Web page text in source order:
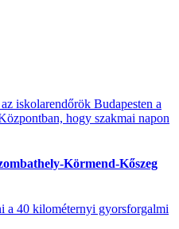
iskolarendőrök Budapesten a
hogy szakmai napon
Körmend-Kőszeg
a 40 kilométernyi gyorsforgalmi